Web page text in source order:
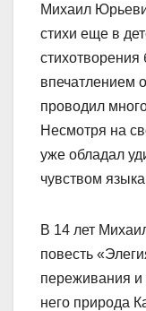
Михаил
стихи еще в
впечатлением
проводил
Несмотря на
уже обладал
чувством
В 14 лет
повесть
переживания
него природа